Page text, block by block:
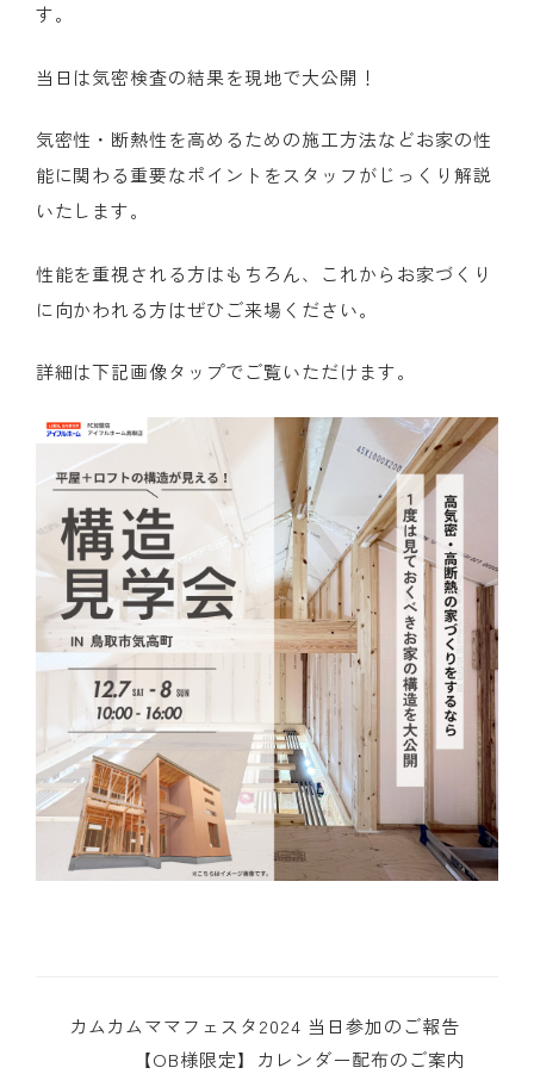
す。
当日は気密検査の結果を現地で大公開！
気密性・断熱性を高めるための施工方法などお家の性
能に関わる重要なポイントをスタッフがじっくり解説
いたします。
性能を重視される方はもちろん、これからお家づくり
に向かわれる方はぜひご来場ください。
詳細は下記画像タップでご覧いただけます。
カムカムママフェスタ2024 当日参加のご報告
【OB様限定】カレンダー配布のご案内